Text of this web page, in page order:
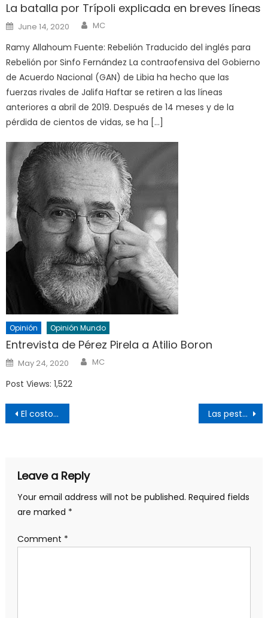
La batalla por Trípoli explicada en breves líneas
Posted
on
June 14, 2020 Author
MC
Ramy Allahoum Fuente: Rebelión Traducido del inglés para
Rebelión por Sinfo Fernández La contraofensiva del Gobierno
de Acuerdo Nacional (GAN) de Libia ha hecho que las
fuerzas rivales de Jalifa Haftar se retiren a las líneas
anteriores a abril de 2019. Después de 14 meses y de la
pérdida de cientos de vidas, se ha […]
Opinión Opinión Mundo
Entrevista de Pérez Pirela a Atilio Boron
Posted
on
May 24, 2020 Author
MC
Post Views: 1,522
Post
navigation
El costo de la escasez Las pestes y sus cronistas
Leave a Reply
Your email address will not be published. Required fields
are marked *
Comment *